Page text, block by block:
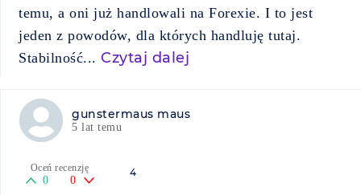
temu, a oni już handlowali na Forexie. I to jest
jeden z powodów, dla których handluję tutaj.
Stabilność... Czytaj dalej
gunstermaus maus
5 lat temu
4
Oceń recenzję
0 0